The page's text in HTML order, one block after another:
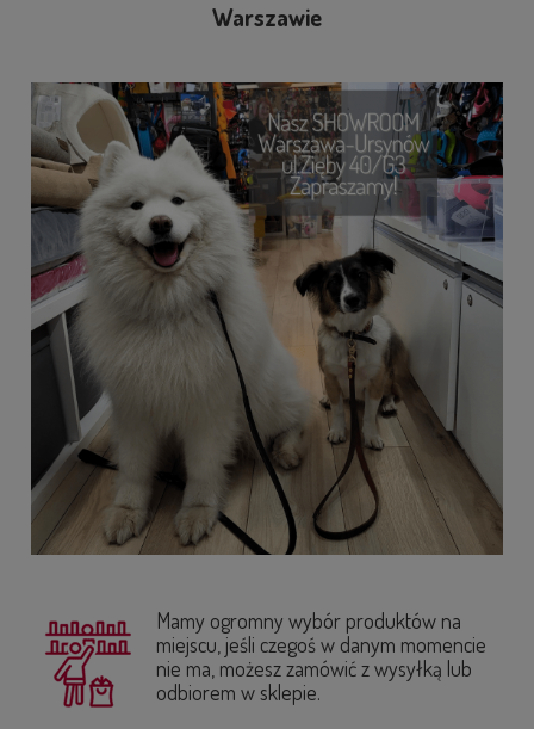
Warszawie
Mamy ogromny wybór produktów na
miejscu, jeśli czegoś w danym momencie
nie ma, możesz zamówić z wysyłką lub
odbiorem w sklepie.